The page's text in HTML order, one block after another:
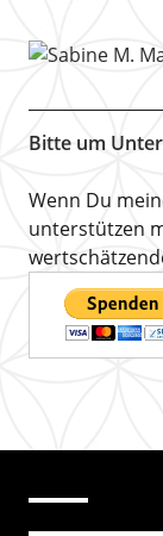
Bitte um
Wenn Du
unterstützen